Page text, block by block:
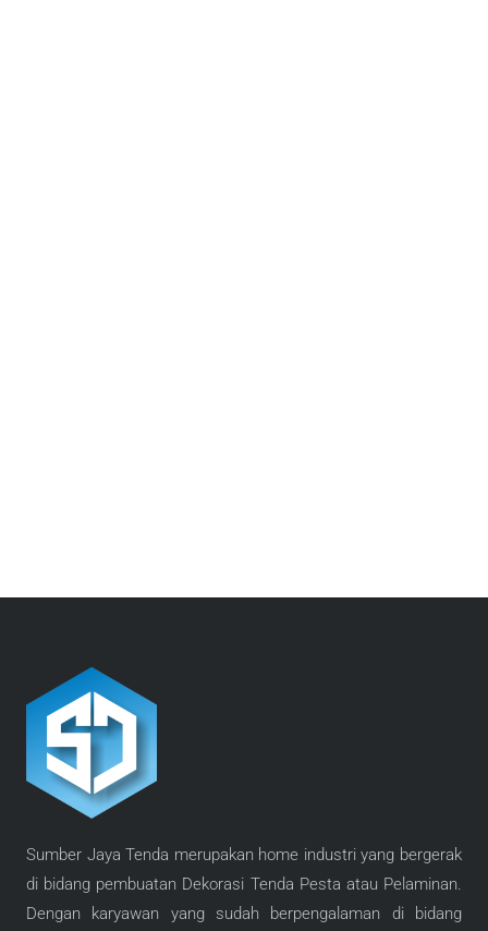
Sumber Jaya Tenda merupakan home industri yang bergerak
di bidang pembuatan Dekorasi Tenda Pesta atau Pelaminan.
Dengan karyawan yang sudah berpengalaman di bidang